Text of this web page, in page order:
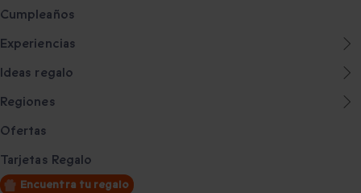
Cumpleaños
Experiencias
Ideas regalo
Regiones
Ofertas
Tarjetas Regalo
Encuentra tu regalo